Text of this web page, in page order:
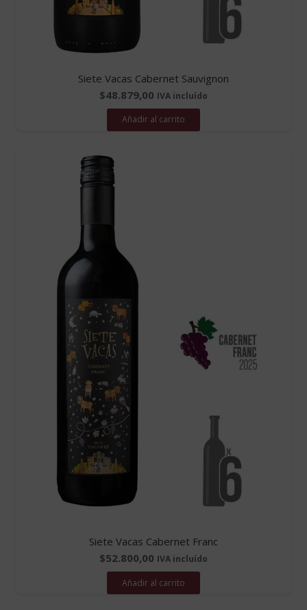
Siete Vacas Cabernet Sauvignon
$48.879,00 IVA incluído
Añadir al carrito
Siete Vacas Cabernet Franc
$52.800,00 IVA incluído
Añadir al carrito